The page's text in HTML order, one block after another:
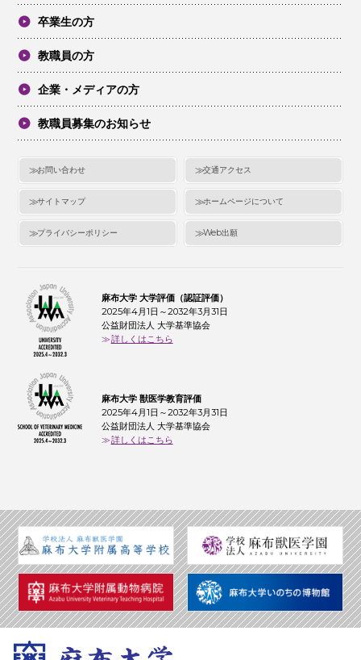
卒業生の方
教職員の方
企業・メディアの方
教職員募集のお知らせ
お問い合わせ 交通アクセス
サイトマップ ホームページについて
プライバシーポリシー Web出願
麻布大学 大学評価（認証評価）
2025年4月1日～2032年3月31日
公益財団法人 大学基準協会
詳しくはこちら
麻布大学 獣医学教育評価
2025年4月1日～2032年3月31日
公益財団法人 大学基準協会
詳しくはこちら